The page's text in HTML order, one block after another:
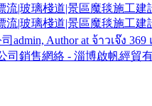
流|玻璃棧道|景區魔毯施工
流|玻璃棧道|景區魔毯施工
admin, Author at จ้าวเจ๊ง
司 銷售網絡 - 淄博啟帆經貿